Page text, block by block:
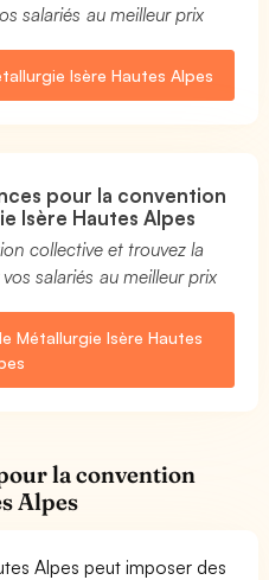
salariés au meilleur prix
Isère Hautes Alpes
pour la convention
Isère Hautes Alpes
collective et trouvez la
salariés au meilleur prix
Métallurgie Isère Hautes
la convention
Alpes
Alpes peut imposer des